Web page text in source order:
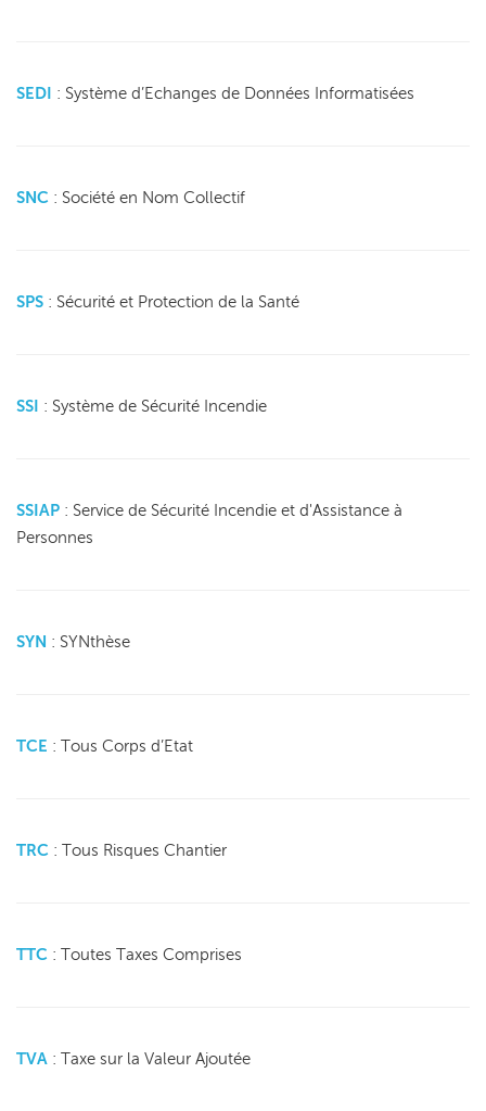
SEDI : Système d’Echanges de Données Informatisées
SNC : Société en Nom Collectif
SPS : Sécurité et Protection de la Santé
SSI : Système de Sécurité Incendie
SSIAP : Service de Sécurité Incendie et d'Assistance à
Personnes
SYN : SYNthèse
TCE : Tous Corps d’Etat
TRC : Tous Risques Chantier
TTC : Toutes Taxes Comprises
TVA : Taxe sur la Valeur Ajoutée